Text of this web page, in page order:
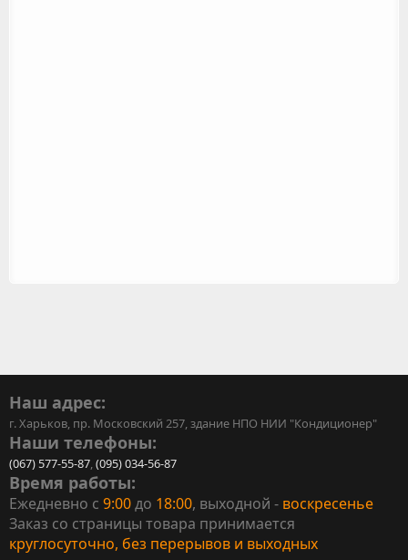
Наш адрес:
г. Харьков, пр. Московский 257, здание НПО НИИ "Кондиционер"
Наши телефоны:
(067) 577-55-87,(095) 034-56-87
Время работы:
Ежедневно с 9:00до 18:00, выходной - воскресенье
Заказ со страницы товара принимается
круглосуточно, без перерывов и выходных